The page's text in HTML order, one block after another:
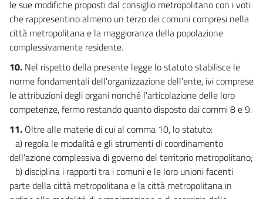
le sue modifiche proposti dal consiglio metropolitano con i voti
che rappresentino almeno un terzo dei comuni compresi nella
città metropolitana e la maggioranza della popolazione
complessivamente residente.
10. Nel rispetto della presente legge lo statuto stabilisce le
norme fondamentali dell'organizzazione dell'ente, ivi comprese
le attribuzioni degli organi nonché l'articolazione delle loro
competenze, fermo restando quanto disposto dai commi 8 e 9.
11. Oltre alle materie di cui al comma 10, lo statuto:
a) regola le modalità e gli strumenti di coordinamento
dell'azione complessiva di governo del territorio metropolitano;
b) disciplina i rapporti tra i comuni e le loro unioni facenti
parte della città metropolitana e la città metropolitana in